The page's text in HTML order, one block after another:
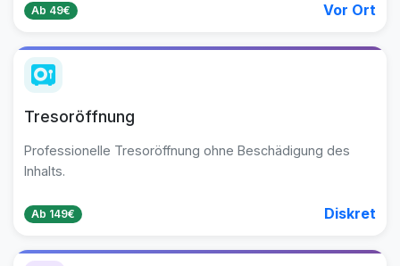
Ab 49€ Vor Ort
Tresoröffnung
Professionelle Tresoröffnung ohne Beschädigung des
Inhalts.
Ab 149€ Diskret